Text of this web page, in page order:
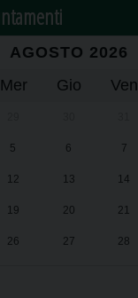
AGOSTO 2026
Mer Gio Ven
5 6 7
12 13 14
19 20 21
26 27 28